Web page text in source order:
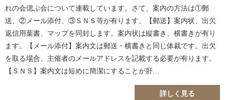
れの会偲ぶ会について連載しています。さて、案内の方法は①郵
送、②メール添付、③ＳＮＳ等が有ります。【郵送】案内状、出欠
返信用葉書、マップを同封します。案内状は縦書き、横書きが有り
ます。【メール添付】案内文は郵送・横書きと同じ体裁です。出欠
を取る場合、主催者のメールアドレスを記載する必要が有ります。
【ＳＮＳ】案内文は短めに簡潔にすることが肝…
詳しく見る